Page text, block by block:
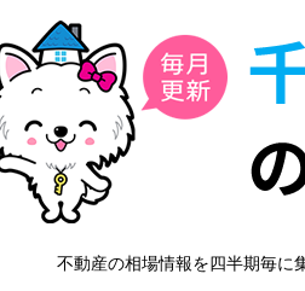
不動産の相場情報を四半期毎に